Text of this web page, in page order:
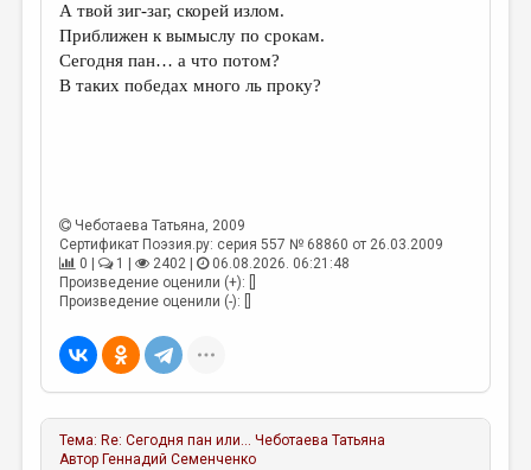
ОБЪЯВЛЕНИЯ
КОЛОНКА РЕДАКТОРА
ЭССЕИСТИКА
ЛИТЕРАТУРОВЕДЕНИЕ
ПУБЛИЦИСТИКА
ЦИКЛЫ ПУБЛИКАЦИЙ
А твой зиг-заг, скорей излом.
Приближен к вымыслу по срокам.
Сегодня пан… а что потом?
В таких победах много ль проку?
Чеботаева Татьяна, 2009
Сертификат Поэзия.ру: серия 557 № 68860 от 26.03.2009
0 |
1 | 2402 |
06.08.2026. 06:21:48
Произведение оценили (+): []
Произведение оценили (-): []
Тема: Re: Сегодня пан или...Чеботаева Татьяна
Автор Геннадий Семенченко